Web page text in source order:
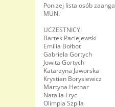
Poniżej lista osób
MUN:
UCZESTNICY:
Bartek Paciejewski
Emilia Bołbot
Gabriela Gortych
Jowita Gortych
Katarzyna Jaworska
Krystian Borysiewicz
Martyna Hetnar
Natalia Fryc
Olimpia Szpila